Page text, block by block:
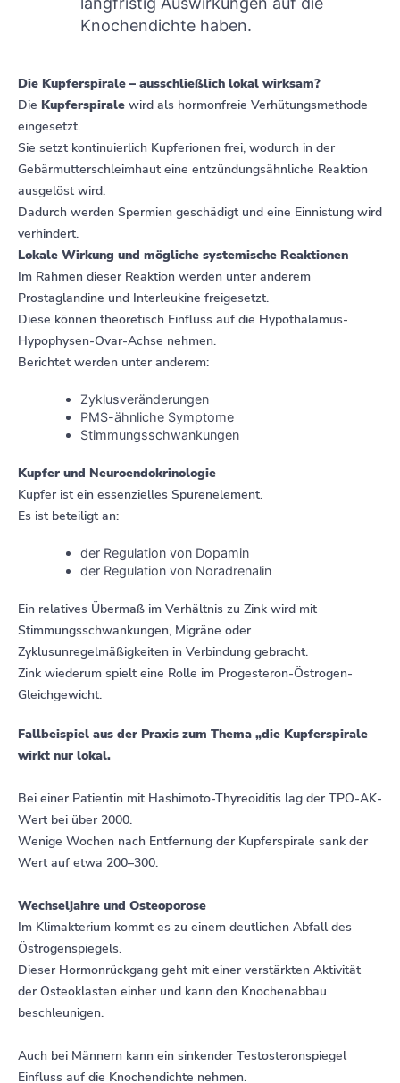
Knochendichte haben.
Die Kupferspirale – ausschließlich lokal wirksam?
Die Kupferspirale wird als hormonfreie Verhütungsmethode
eingesetzt.
Sie setzt kontinuierlich Kupferionen frei, wodurch in der
Gebärmutterschleimhaut eine entzündungsähnliche Reaktion
ausgelöst wird.
Dadurch werden Spermien geschädigt und eine Einnistung wird
verhindert.
Lokale Wirkung und mögliche systemische Reaktionen
Im Rahmen dieser Reaktion werden unter anderem
Prostaglandine und Interleukine freigesetzt.
Diese können theoretisch Einfluss auf die Hypothalamus-
Hypophysen-Ovar-Achse nehmen.
Berichtet werden unter anderem:
Zyklusveränderungen
PMS-ähnliche Symptome
Stimmungsschwankungen
Kupfer und Neuroendokrinologie
Kupfer ist ein essenzielles Spurenelement.
Es ist beteiligt an:
der Regulation von Dopamin
der Regulation von Noradrenalin
Ein relatives Übermaß im Verhältnis zu Zink wird mit
Stimmungsschwankungen, Migräne oder
Zyklusunregelmäßigkeiten in Verbindung gebracht.
Zink wiederum spielt eine Rolle im Progesteron-Östrogen-
Gleichgewicht.
Fallbeispiel aus der Praxis zum Thema „die Kupferspirale
wirkt nur lokal.
Bei einer Patientin mit Hashimoto-Thyreoiditis lag der TPO-AK-
Wert bei über 2000.
Wenige Wochen nach Entfernung der Kupferspirale sank der
Wert auf etwa 200–300.
Wechseljahre und Osteoporose
Im Klimakterium kommt es zu einem deutlichen Abfall des
Östrogenspiegels.
Dieser Hormonrückgang geht mit einer verstärkten Aktivität
der Osteoklasten einher und kann den Knochenabbau
beschleunigen.
Auch bei Männern kann ein sinkender Testosteronspiegel
Einfluss auf die Knochendichte nehmen.